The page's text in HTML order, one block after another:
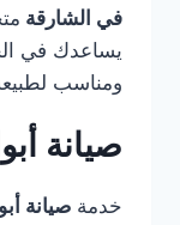
في الشارقة
يساعدك في
ومناسب
صيانة
خدمة صيانة